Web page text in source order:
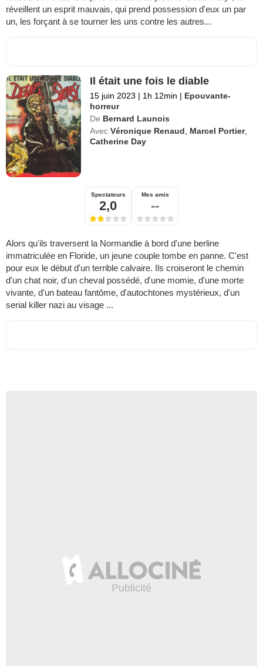
réveillent un esprit mauvais, qui prend possession d'eux un par
un, les forçant à se tourner les uns contre les autres...
Il était une fois le diable
15 juin 2023 | 1h 12min | Epouvante-
horreur
De Bernard Launois
Avec Véronique Renaud Marcel Portier,
Catherine Day
Spectateurs
2,0
Mes amis
--
Alors qu'ils traversent la Normandie à bord d'une berline
immatriculée en Floride, un jeune couple tombe en panne. C'est
pour eux le début d'un terrible calvaire. Ils croiseront le chemin
d'un chat noir, d'un cheval possédé, d'une momie, d'une morte
vivante, d'un bateau fantôme, d'autochtones mystérieux, d'un
serial killer nazi au visage ...